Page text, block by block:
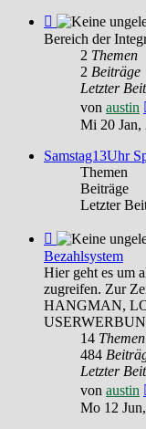
Feed
-
Werkstatt
Freitag
19Uhr
Bereich der
2 Themen
2 Beiträge
Letzter
von austin
Mi 20 Jan,
Samstag13Uhr
Themen
Beiträge
Letzter
Feed
-
Samstag13Uhr
-
Bezahlsystem
Bezahlsystem
Hier geht es um
zugreifen. Zur
HANGMAN,
14 Themen
484
Letzter
von austin
Mo 12